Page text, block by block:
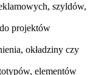
szyldów,
projektów
okładziny czy
elementów